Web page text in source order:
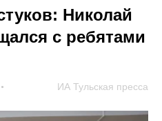
Николай
с ребятами
ИА Тульская пресса